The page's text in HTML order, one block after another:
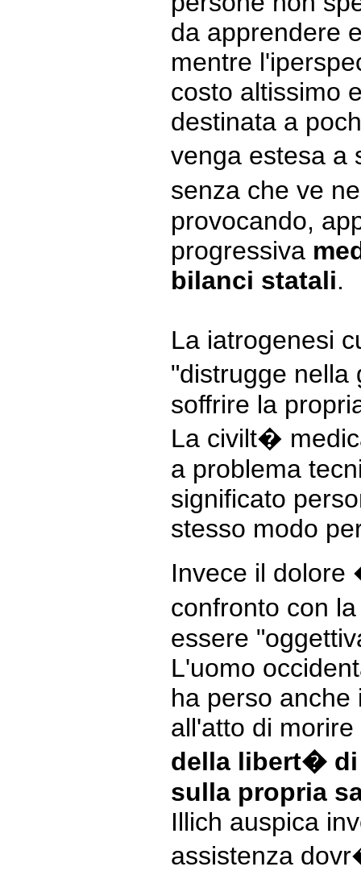
da apprendere
mentre
costo altissimo
destinata a
venga estesa
senza che ve
provocando,
progressiva
bilanci statali.
La iatrogenesi
"distrugge
soffrire la
La civilt�
a problema
significato
stesso modo
Invece il
confronto con
essere
L'uomo
ha perso anche
all'atto di
della libert�
sulla propria
Illich auspica
assistenza